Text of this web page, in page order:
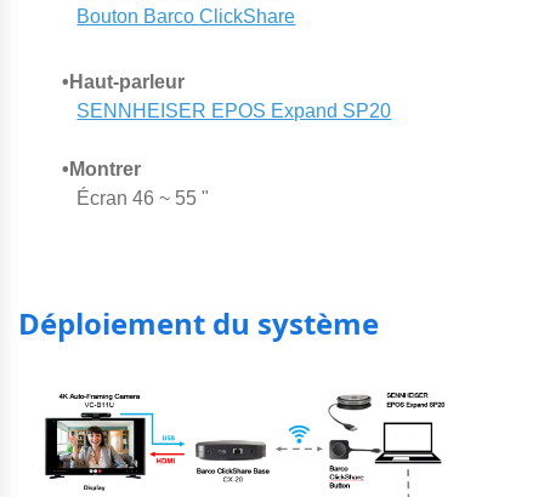
Bouton BarcoClickShare
•Haut-parleur
SENNHEISER EPOS Expand SP20
•Montrer
Écran 46 ~ 55 "
Déploiement du système